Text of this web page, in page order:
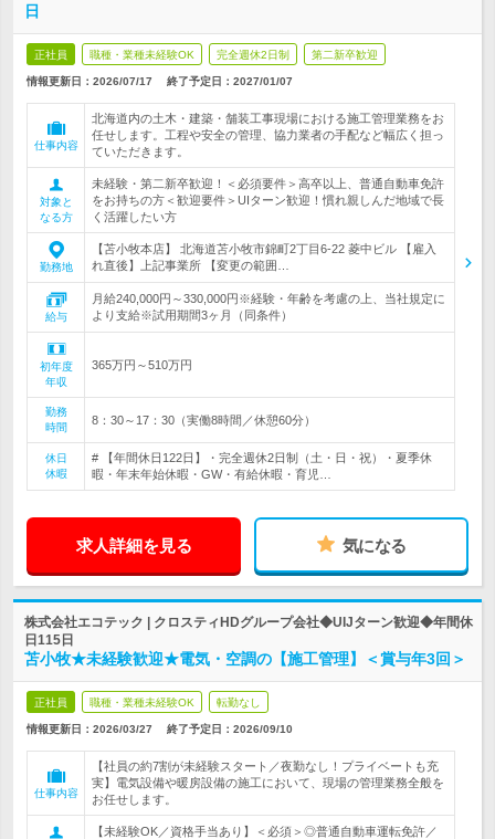
日
正社員 職種・業種未経験OK 完全週休2日制 第二新卒歓迎
情報更新日：2026/07/17 終了予定日： 2027/01/07
仕事内容
北海道内の土木・建築・舗装工事現場における施工管理業務をお
任せします。工程や安全の管理、協力業者の手配など幅広く担っ
ていただきます。
対象と
なる方
未経験・第二新卒歓迎！＜必須要件＞高卒以上、普通自動車免許
をお持ちの方＜歓迎要件＞UIターン歓迎！慣れ親しんだ地域で長
く活躍したい方
勤務地
【苫小牧本店】 北海道苫小牧市錦町2丁目6-22 菱中ビル 【雇入
れ直後】上記事業所 【変更の範囲…
給与
月給240,000円～330,000円※経験・年齢を考慮の上、当社規定に
より支給※試用期間3ヶ月（同条件）
初年度
年収
365万円～510万円
勤務
時間
8：30～17：30（実働8時間／休憩60分）
休日
休暇
# 【年間休日122日】・完全週休2日制（土・日・祝）・夏季休
暇・年末年始休暇・GW・有給休暇・育児…
求人詳細を見る 気になる
株式会社エコテック | クロスティHDグループ会社◆UIJターン歓迎◆年間休
日115日
苫小牧★未経験歓迎★電気・空調の【施工管理】＜賞与年3回＞
正社員 職種・業種未経験OK 転勤なし
情報更新日：2026/03/27 終了予定日： 2026/09/10
仕事内容
【社員の約7割が未経験スタート／夜勤なし！プライベートも充
実】電気設備や暖房設備の施工において、現場の管理業務全般を
お任せします。
【未経験OK／資格手当あり】＜必須＞◎普通自動車運転免許／